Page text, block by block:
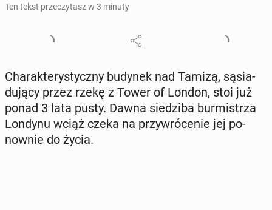
Ten tekst przeczytasz w 3 minuty
Cha­rak­te­ry­stycz­ny budynek nad Tamizą, są­sia­
du­ją­cy przez rzekę z Tower of London, stoi już
ponad 3 lata pusty. Dawna sie­dzi­ba bur­mi­strza
Londynu wciąż czeka na przy­wró­ce­nie jej po­
now­nie do życia.